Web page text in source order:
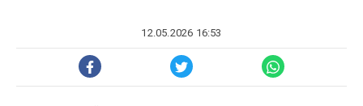
12.05.2026 16:53